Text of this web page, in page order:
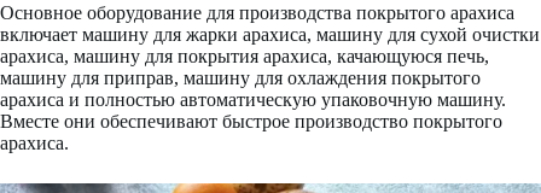
Основное оборудование для производства покрытого арахиса
включает машину для жарки арахиса, машину для сухой очистки
арахиса, машину для покрытия арахиса, качающуюся печь,
машину для приправ, машину для охлаждения покрытого
арахиса и полностью автоматическую упаковочную машину.
Вместе они обеспечивают быстрое производство покрытого
арахиса.